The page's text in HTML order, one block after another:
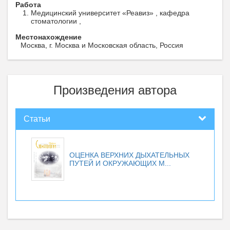
Работа
Медицинский университет «Реавиз» , кафедра
стоматологии ,
Местонахождение
Москва, г. Москва и Московская область, Россия
Произведения автора
Статьи
ОЦЕНКА ВЕРХНИХ ДЫХАТЕЛЬНЫХ
ПУТЕЙ И ОКРУЖАЮЩИХ М...